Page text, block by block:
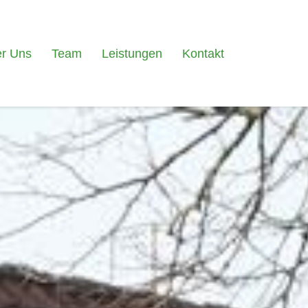
Uns Team Leistungen Kontakt